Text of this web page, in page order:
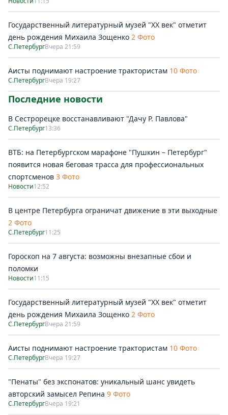
Государственный литературный музей "ХХ век" отметит
день рождения Михаила Зощенко 2 Фото
С.ПетербургВчера 21:59
Аисты поднимают настроение трактористам 10 Фото
С.ПетербургВчера 19:27
Последние новости
В Сестрорецке восстанавливают "Дачу Р. Павлова"
С.Петербург13:36
ВТБ: на Петербургском марафоне "Пушкин – Петербург"
появится новая беговая трасса для профессиональных
спортсменов 3 Фото
Новости12:52
В центре Петербурга ограничат движение в эти выходные
2 Фото
С.Петербург11:25
Гороскоп на 7 августа: возможны внезапные сбои и
поломки
Новости11:15
Государственный литературный музей "ХХ век" отметит
день рождения Михаила Зощенко 2 Фото
С.ПетербургВчера 21:59
Аисты поднимают настроение трактористам 10 Фото
С.ПетербургВчера 19:27
"Пенаты" без экспонатов: уникальный шанс увидеть
авторский замысел Репина 9 Фото
С.ПетербургВчера 19:21